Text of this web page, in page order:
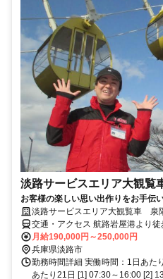
淡路サービスエリア大観覧
お客様の楽しい思い出作りをお手伝
淡路サービスエリア大観覧車 泉
交通・アクセス 航路岩屋港より
徒歩11分
月給190,000円～250,000円
兵庫県淡路市
勤務時間詳細 実働時間：1日あた
あたり21日 [1] 07:30～16:00 [2]